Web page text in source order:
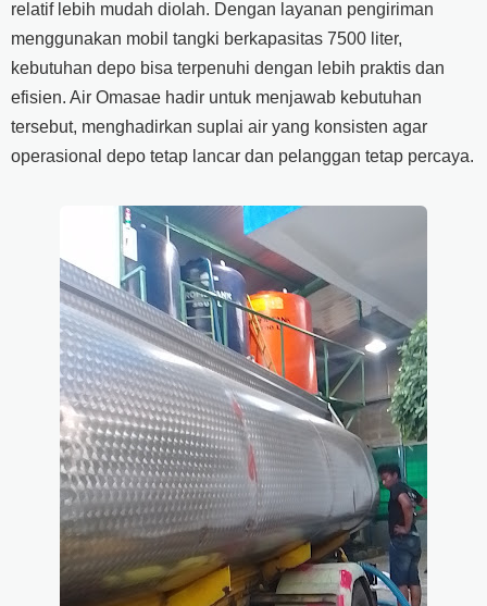
relatif lebih mudah diolah. Dengan layanan pengiriman
menggunakan mobil tangki berkapasitas 7500 liter,
kebutuhan depo bisa terpenuhi dengan lebih praktis dan
efisien. Air Omasae hadir untuk menjawab kebutuhan
tersebut, menghadirkan suplai air yang konsisten agar
operasional depo tetap lancar dan pelanggan tetap percaya.